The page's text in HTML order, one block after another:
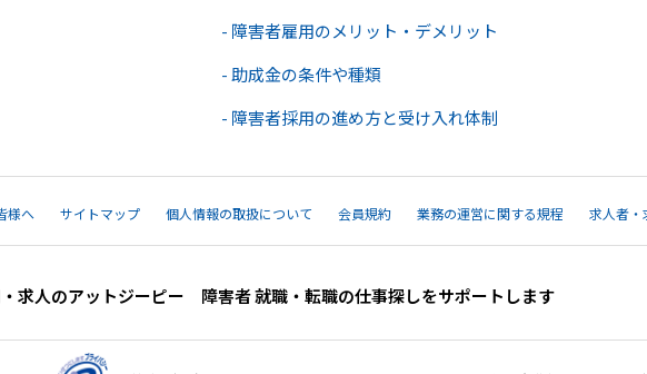
- 障害者雇用のメリット・デメリット
- 助成金の条件や種類
- 障害者採用の進め方と受け入れ体制
様へ サイトマップ 個人情報の取扱について 会員規約 業務の運営に関する規程 求人者・
求人のアットジーピー 障害者 就職・転職の仕事探しをサポートします